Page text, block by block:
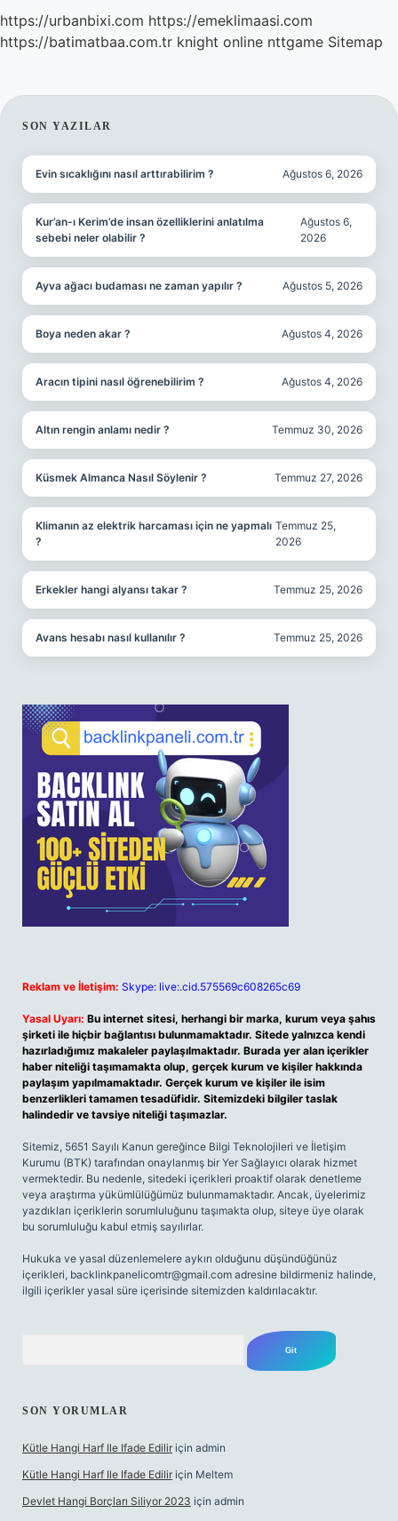
https://urbanbixi.com https://emeklimaasi.com
https://batimatbaa.com.tr knight online nttgame Sitemap
SIDEBAR
SON YAZILAR
Evin sıcaklığını nasıl arttırabilirim ? Ağustos 6, 2026
Kur’an-ı Kerim’de insan özelliklerini anlatılma
sebebi neler olabilir ?
Ağustos 6,
2026
Ayva ağacı budaması ne zaman yapılır ? Ağustos 5, 2026
Boya neden akar ? Ağustos 4, 2026
Aracın tipini nasıl öğrenebilirim ? Ağustos 4, 2026
Altın rengin anlamı nedir ? Temmuz 30, 2026
Küsmek Almanca Nasıl Söylenir ? Temmuz 27, 2026
Klimanın az elektrik harcaması için ne yapmalı
?
Temmuz 25,
2026
Erkekler hangi alyansı takar ? Temmuz 25, 2026
Avans hesabı nasıl kullanılır ? Temmuz 25, 2026
Reklam ve İletişim: Skype: live:.cid.575569c608265c69
Yasal Uyarı: Bu internet sitesi, herhangi bir marka, kurum veya şahıs
şirketi ile hiçbir bağlantısı bulunmamaktadır. Sitede yalnızca kendi
hazırladığımız makaleler paylaşılmaktadır. Burada yer alan içerikler
haber niteliği taşımamakta olup, gerçek kurum ve kişiler hakkında
paylaşım yapılmamaktadır. Gerçek kurum ve kişiler ile isim
benzerlikleri tamamen tesadüfidir. Sitemizdeki bilgiler taslak
halindedir ve tavsiye niteliği taşımazlar.
Sitemiz, 5651 Sayılı Kanun gereğince Bilgi Teknolojileri ve İletişim
Kurumu (BTK) tarafından onaylanmış bir Yer Sağlayıcı olarak hizmet
vermektedir. Bu nedenle, sitedeki içerikleri proaktif olarak denetleme
veya araştırma yükümlülüğümüz bulunmamaktadır. Ancak, üyelerimiz
yazdıkları içeriklerin sorumluluğunu taşımakta olup, siteye üye olarak
bu sorumluluğu kabul etmiş sayılırlar.
Hukuka ve yasal düzenlemelere aykırı olduğunu düşündüğünüz
içerikleri, backlinkpanelicomtr@gmail.com adresine bildirmeniz halinde,
ilgili içerikler yasal süre içerisinde sitemizden kaldırılacaktır.
SON YORUMLAR
Kütle Hangi Harf Ile Ifade Edilir için admin
Kütle Hangi Harf Ile Ifade Edilir için Meltem
Devlet Hangi Borçları Siliyor 2023 için admin